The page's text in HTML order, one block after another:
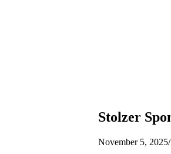
Stolzer
November 5, 2025/